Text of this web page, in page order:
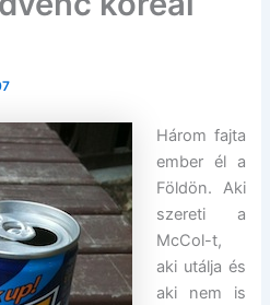
Három fajta
ember él a
Földön. Aki
szereti a
McCol-t,
aki utálja és
aki nem is